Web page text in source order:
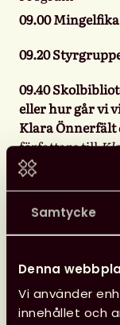
Samtycke
Denna
Vi använder
innehållet och
09.00
09.20
09.40
eller hur går vi
Klara Önnerfält
författare till
grundare av
podden och
krävs för att vi
10.50
dag och i